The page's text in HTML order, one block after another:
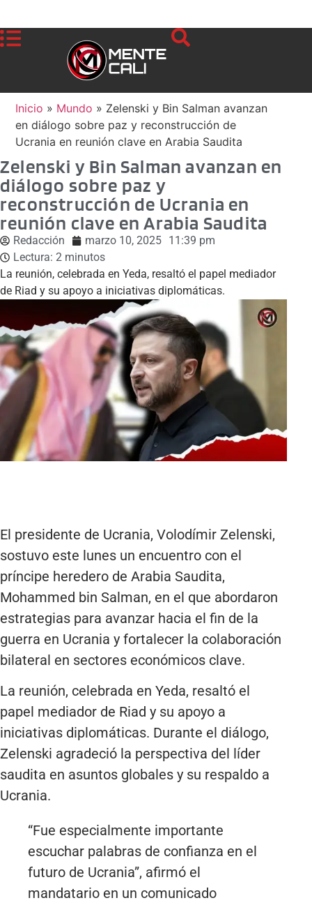
Inicio » Mundo » Zelenski y Bin Salman avanzan
en diálogo sobre paz y reconstrucción de
Ucrania en reunión clave en Arabia Saudita
Zelenski y Bin Salman avanzan en
diálogo sobre paz y
reconstrucción de Ucrania en
reunión clave en Arabia Saudita
Redacción marzo 10, 2025 11:39 pm
Lectura: 2 minutos
La reunión, celebrada en Yeda, resaltó el papel mediador
de Riad y su apoyo a iniciativas diplomáticas.
El presidente de Ucrania, Volodímir Zelenski,
sostuvo este lunes un encuentro con el
príncipe heredero de Arabia Saudita,
Mohammed bin Salman, en el que abordaron
estrategias para avanzar hacia el fin de la
guerra en Ucrania y fortalecer la colaboración
bilateral en sectores económicos clave.
La reunión, celebrada en Yeda, resaltó el
papel mediador de Riad y su apoyo a
iniciativas diplomáticas. Durante el diálogo,
Zelenski agradeció la perspectiva del líder
saudita en asuntos globales y su respaldo a
Ucrania.
“Fue especialmente importante
escuchar palabras de confianza en el
futuro de Ucrania”, afirmó el
mandatario en un comunicado